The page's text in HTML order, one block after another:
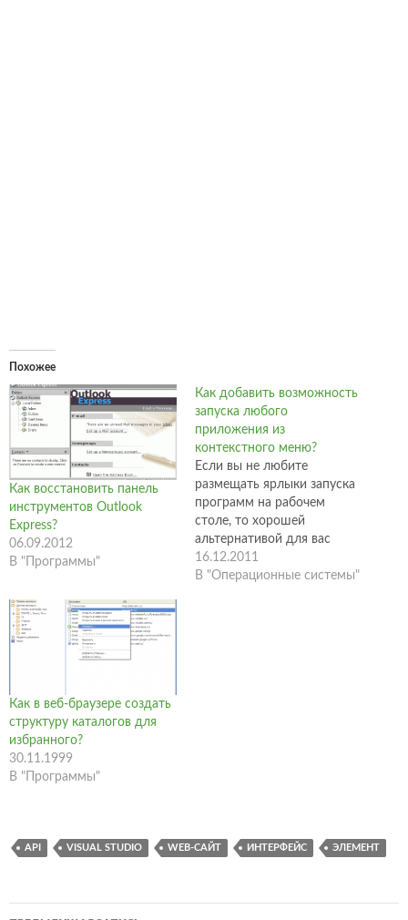
Похожее
Как восстановить панель
инструментов Outlook
Express?
06.09.2012
В "Программы"
Как добавить возможность
запуска любого
приложения из
контекстного меню?
Если вы не любите
размещать ярлыки запуска
программ на рабочем
столе, то хорошей
альтернативой для вас
может стать добавление
ссылки на это приложение
16.12.2011
В "Операционные системы"
Как в веб-браузере создать
структуру каталогов для
избранного?
30.11.1999
В "Программы"
API VISUAL STUDIO WEB-САЙТ ИНТЕРФЕЙС ЭЛЕМЕНТ